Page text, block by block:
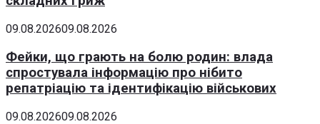
09.08.202609.08.2026
Фейки, що грають на болю родин: влада
спростувала інформацію про нібито
репатріацію та ідентифікацію військових
09.08.202609.08.2026